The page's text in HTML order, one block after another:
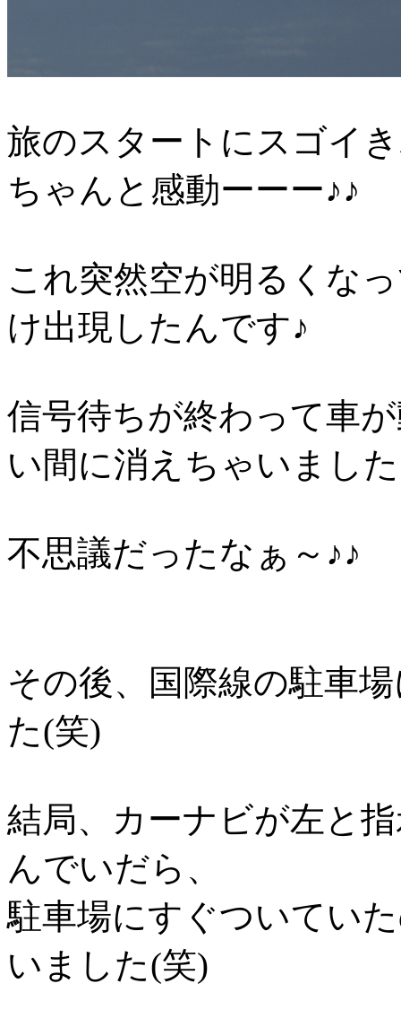
旅のスタートにスゴイ
ちゃんと感動ーーー♪♪
これ突然空が明るくな
け出現したんです♪
信号待ちが終わって車
い間に消えちゃいまし
不思議だったなぁ～♪♪
その後、国際線の駐車
た(笑)
結局、カーナビが左と
んでいだら、
駐車場にすぐついてい
いました(笑)